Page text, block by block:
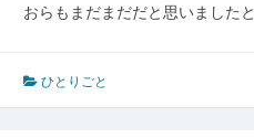
おらもまだまだだと思いました
ひとりごと